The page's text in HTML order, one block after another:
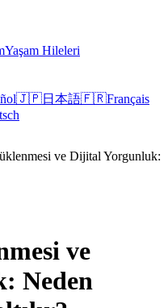
Yaşam Hileleri
🇯🇵日本語🇫🇷Français
ve Dijital Yorgunluk:
ve
Neden